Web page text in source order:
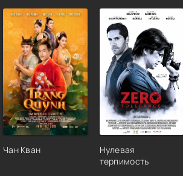
Чан Кван
Нулевая
терпимость